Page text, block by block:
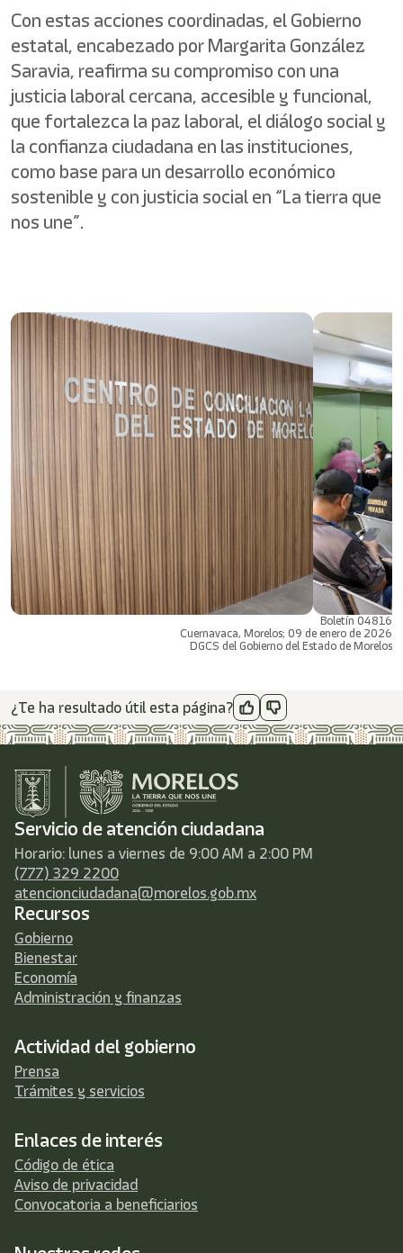
Con estas acciones coordinadas, el Gobierno
estatal, encabezado por Margarita González
Saravia, reafirma su compromiso con una
justicia laboral cercana, accesible y funcional,
que fortalezca la paz laboral, el diálogo social y
la confianza ciudadana en las instituciones,
como base para un desarrollo económico
sostenible y con justicia social en “La tierra que
nos une”.
Boletín 04816
Cuernavaca, Morelos; 09 de enero de 2026
DGCS del Gobierno del Estado de Morelos
¿Te ha resultado útil esta página?
Servicio de atención ciudadana
Horario: lunes a viernes de 9:00 AM a 2:00 PM
(777) 329 2200
atencionciudadana@morelos.gob.mx
Recursos
Gobierno
Bienestar
Economía
Administración y finanzas
Actividad del gobierno
Prensa
Trámites y servicios
Enlaces de interés
Código de ética
Aviso de privacidad
Convocatoria a beneficiarios